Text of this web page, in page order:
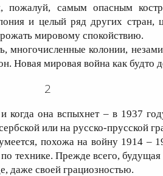
пожалуй, самым опасным
и целый ряд других стран,
мировому спокойствию.
многочисленные колонии,
Новая мировая война как будто
2
когда она вспыхнет – в 1937
или на русско-прусской
похожа на войну 1914 –
технике. Прежде всего, будущая
даже своей грациозностью.